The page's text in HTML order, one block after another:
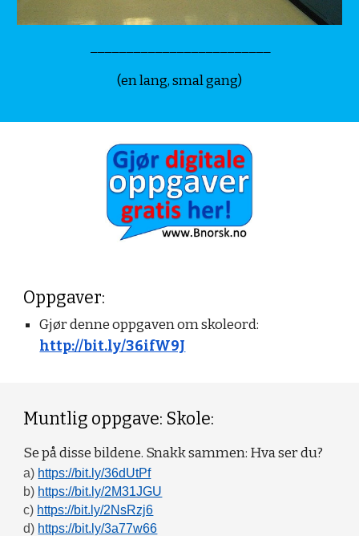
(en lang, smal gang)
Oppgaver:
Gjør denne oppgaven om skoleord:
http://bit.ly/36ifW9J
Muntlig oppgave: Skole:
Se på disse bildene. Snakk sammen: Hva ser du?
a) https://bit.ly/36dUtPf
b) https://bit.ly/2M31JGU
c) https://bit.ly/2NsRzj6
d) https://bit.ly/3a77w66